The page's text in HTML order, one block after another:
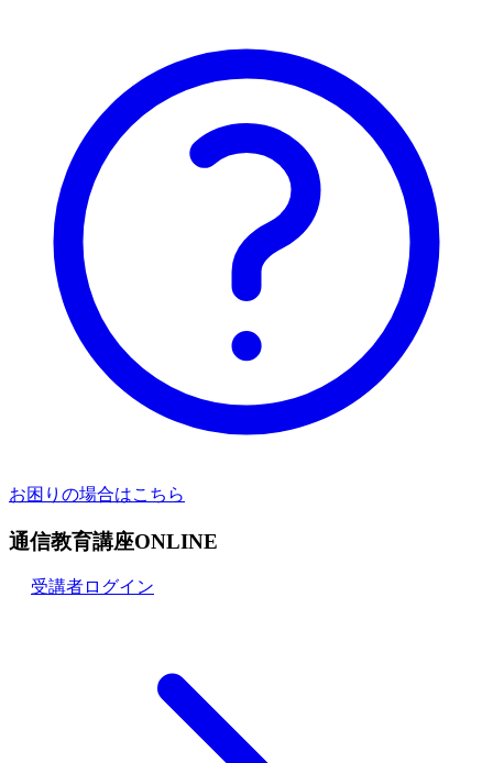
お困りの場合はこちら
通信教育講座ONLINE
受講者ログイン